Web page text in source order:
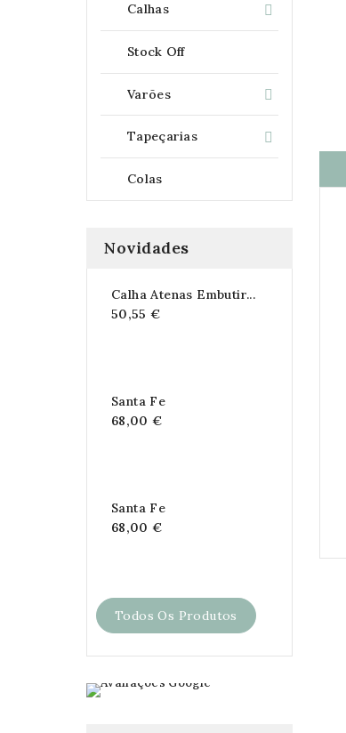

Calhas
Stock Off

Varões

Tapeçarias
Colas
Novidades
Calha Atenas Embutir...
50,55 €
Santa Fe
68,00 €
Santa Fe
68,00 €
Todos Os Produtos